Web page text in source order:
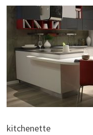
kitchenette